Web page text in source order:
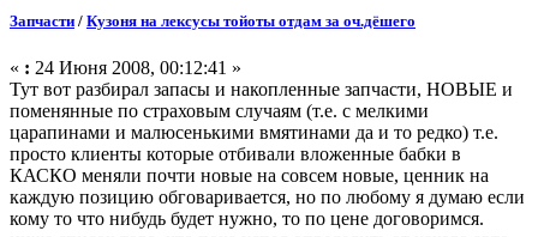
Запчасти / Кузоня на лексусы тойоты отдам за оч.дёшего
« : 24 Июня 2008, 00:12:41 »
Тут вот разбирал запасы и накопленные запчасти, НОВЫЕ и
поменянные по страховым случаям (т.е. с мелкими
царапинами и малюсенькими вмятинами да и то редко) т.е.
просто клиенты которые отбивали вложенные бабки в
КАСКО меняли почти новые на совсем новые, ценник на
каждую позицию обговаривается, но по любому я думаю если
кому то что нибудь будет нужно, то по цене договоримся.